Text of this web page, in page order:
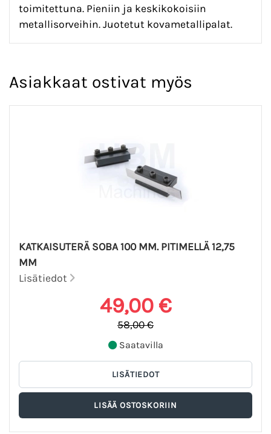
toimitettuna. Pieniin ja keskikokoisiin
metallisorveihin. Juotetut kovametallipalat.
Asiakkaat ostivat myös
KATKAISUTERÄ SOBA 100 MM. PITIMELLÄ 12,75
MM
Lisätiedot
49,00 €
58,00 €
Saatavilla